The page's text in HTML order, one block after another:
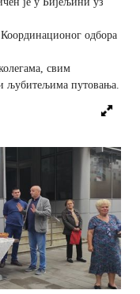
одбора
свим
љубитељима путовања.